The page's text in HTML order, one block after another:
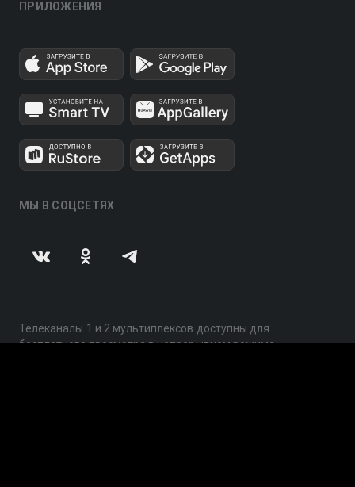
ПРИЛОЖЕНИЯ
МЫ В СОЦСЕТЯХ
Телеканалы 1 и 2 мультиплексов доступны для
бесплатного просмотра в непрерывном режиме,